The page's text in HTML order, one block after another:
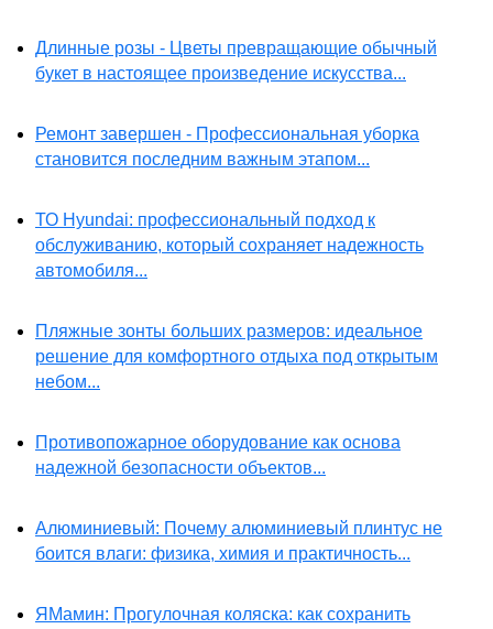
Длинные розы - Цветы превращающие обычный
букет в настоящее произведение искусства...
Ремонт завершен - Профессиональная уборка
становится последним важным этапом...
ТО Hyundai: профессиональный подход к
обслуживанию, который сохраняет надежность
автомобиля...
Пляжные зонты больших размеров: идеальное
решение для комфортного отдыха под открытым
небом...
Противопожарное оборудование как основа
надежной безопасности объектов...
Алюминиевый: Почему алюминиевый плинтус не
боится влаги: физика, химия и практичность...
ЯМамин: Прогулочная коляска: как сохранить